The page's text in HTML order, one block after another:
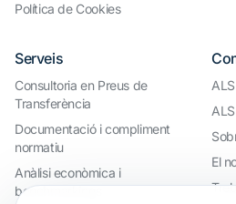
Política de Cookies
Serveis
Consultoria en Preus de
Transferència
Documentació i compliment
normatiu
Anàlisi econòmica i
benchmarkings
El